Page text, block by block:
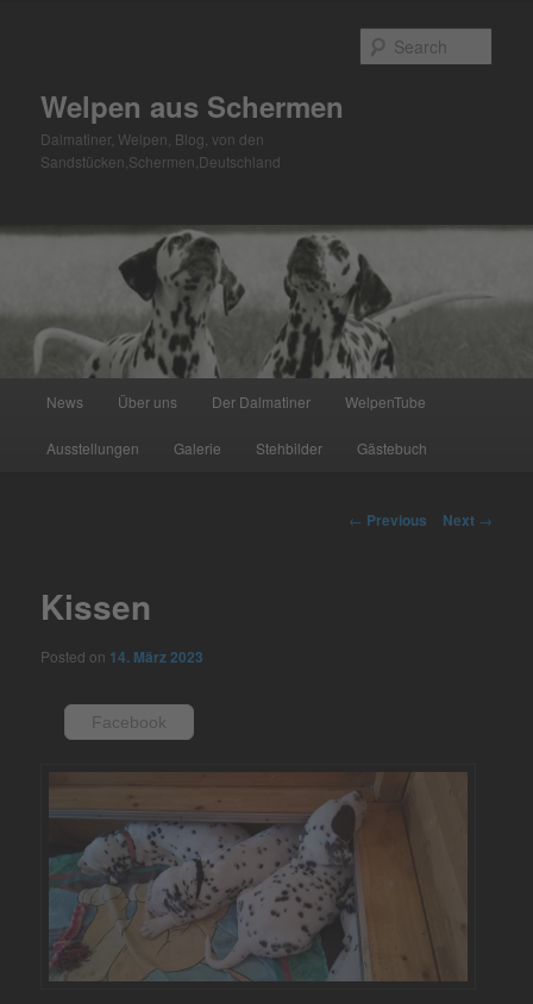
Welpen aus Schermen
Dalmatiner, Welpen, Blog, von den
Sandstücken,Schermen,Deutschland
News Über uns Der Dalmatiner WelpenTube
Ausstellungen Galerie Stehbilder Gästebuch
Post
← Previous Next →
Kissen
Posted on 14. März 2023
Facebook